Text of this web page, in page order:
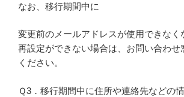
なお、移行期間中に
変更前のメールアドレスが使用できなく
再設定ができない場合は、お問い合わせ
ください。
Ｑ3．移行期間中に住所や連絡先などの